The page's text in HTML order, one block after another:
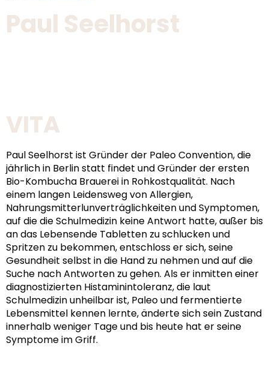
Paul Seelhorst
VITA
Paul Seelhorst ist Gründer der Paleo Convention, die
jährlich in Berlin statt findet und Gründer der ersten
Bio-Kombucha Brauerei in Rohkostqualität. Nach
einem langen Leidensweg von Allergien,
Nahrungsmitterlunverträglichkeiten und Symptomen,
auf die die Schulmedizin keine Antwort hatte, außer bis
an das Lebensende Tabletten zu schlucken und
Spritzen zu bekommen, entschloss er sich, seine
Gesundheit selbst in die Hand zu nehmen und auf die
Suche nach Antworten zu gehen. Als er inmitten einer
diagnostizierten Histaminintoleranz, die laut
Schulmedizin unheilbar ist, Paleo und fermentierte
Lebensmittel kennen lernte, änderte sich sein Zustand
innerhalb weniger Tage und bis heute hat er seine
Symptome im Griff.